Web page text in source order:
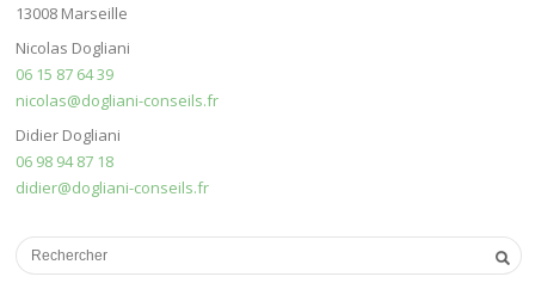
13008 Marseille
Nicolas Dogliani
06 15 87 64 39
nicolas@dogliani-conseils.fr
Didier Dogliani
06 98 94 87 18
didier@dogliani-conseils.fr